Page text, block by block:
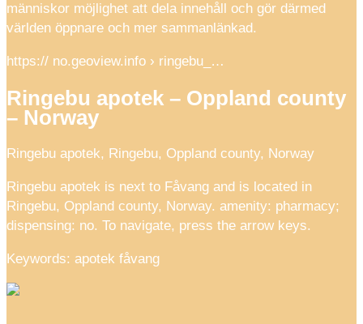
människor möjlighet att dela innehåll och gör därmed
världen öppnare och mer sammanlänkad.
https:// no.geoview.info › ringebu_…
Ringebu apotek – Oppland county
– Norway
Ringebu apotek, Ringebu, Oppland county, Norway
Ringebu apotek is next to Fåvang and is located in
Ringebu, Oppland county, Norway. amenity: pharmacy;
dispensing: no. To navigate, press the arrow keys.
Keywords: apotek fåvang